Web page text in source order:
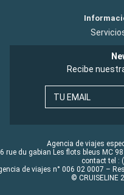
Recibe
TU EMAIL
Agencia de viajes
rue du gabian Les flots bleus MC
contact tel :
de viajes n° 006 02 0007 –
© CRUISELINE